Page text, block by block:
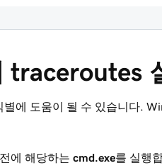
에 도움이 될 수 있습니다.
에 해당하는 cmd.exe를 실행